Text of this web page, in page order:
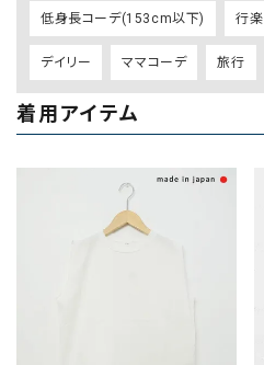
低身長コーデ(153cm以下) 行楽
デイリー ママコーデ 旅行
着用アイテム